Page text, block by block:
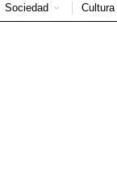
Sociedad Cultura